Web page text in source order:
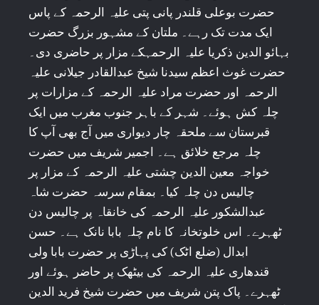
حضرت بوعلی قلندر پانی پتی علیہ الرحمہ کے پاس
ایک مدت تک رہے۔ ملتان کے مشہور بزرگ حضرت
بہائو الدین ذکریا علیہ الرحمہکے مزار پر حاضری دی۔
حضرت غوث اعظم سیدنا شیخ عبدالقادر جیلانی علیہ
الرحمہ اور حضرت مراد علیہ الرحمہ کے مزارات پر
چلہ کش ہوئے۔ شہر کے باہر جنوب مغرب میں ایک
قبرستان سے ملحقہ چار دیواری میں آج بھی آپ کا
چلہ مرجع خلائق ہے۔ اجمیر شریف میں حضرت
خواجہ معین الدین چشتی علیہ الرحمہ کے مزار پر
چالیس دن چلہ کیا۔ بمقام سرسہ حضرت شاہ
عبدالشکور علیہ الرحمہ کی خانقاہ پر چالیس دن
ٹھہرے۔ اس خلوتخانہ کا نام چلہ بابا نانک ہے۔ حسن
ابدال (ضلع اٹک) کی پہاڑی پر حضرت بابا ولی
قندھاری علیہ الرحمہ کی بیٹھک پر حاضر ہوئے اور
ٹھہرے۔ پاک پتن شریف میں حضرت شیخ فرید الدین